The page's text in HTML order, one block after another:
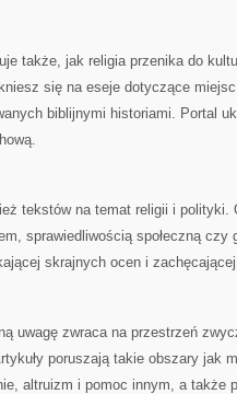
także, jak religia przenika do
się na eseje dotyczące
biblijnymi historiami. Portal
tekstów na temat religii i polityki.
sprawiedliwością społeczną
skrajnych ocen i
uwagę zwraca na przestrzeń
poruszają takie obszary jak
altruizm i pomoc innym, a także